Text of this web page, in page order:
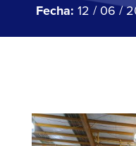
Fecha: 12 / 06 /